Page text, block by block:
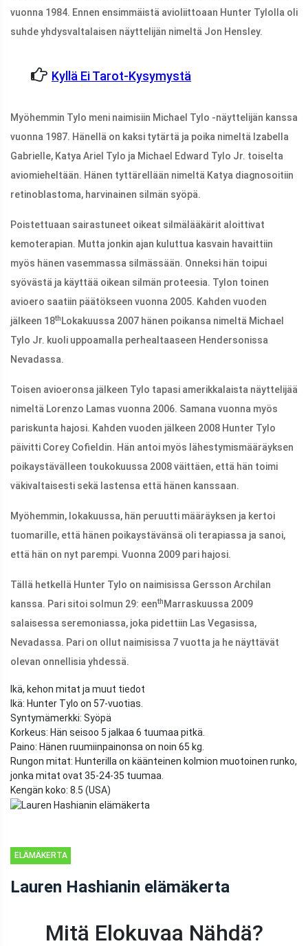
vuonna 1984. Ennen ensimmäistä avioliittoaan Hunter Tylolla oli
suhde yhdysvaltalaisen näyttelijän nimeltä Jon Hensley.
Kyllä ​​ei Tarot-Kysymystä
Myöhemmin Tylo meni naimisiin Michael Tylo -näyttelijän kanssa
vuonna 1987. Hänellä on kaksi tytärtä ja poika nimeltä Izabella
Gabrielle, Katya Ariel Tylo ja Michael Edward Tylo Jr. toiselta
aviomieheltään. Hänen tyttärellään nimeltä Katya diagnosoitiin
retinoblastoma, harvinainen silmän syöpä.
Poistettuaan sairastuneet oikeat silmälääkärit aloittivat
kemoterapian. Mutta jonkin ajan kuluttua kasvain havaittiin
myös hänen vasemmassa silmässään. Onneksi hän toipui
syövästä ja käyttää oikean silmän proteesia. Tylon toinen
avioero saatiin päätökseen vuonna 2005. Kahden vuoden
jälkeen 18th Lokakuussa 2007 hänen poikansa nimeltä Michael
Tylo Jr. kuoli uppoamalla perhealtaaseen Hendersonissa
Nevadassa.
Toisen avioeronsa jälkeen Tylo tapasi amerikkalaista näyttelijää
nimeltä Lorenzo Lamas vuonna 2006. Samana vuonna myös
pariskunta hajosi. Kahden vuoden jälkeen 2008 Hunter Tylo
päivitti Corey Cofieldin. Hän antoi myös lähestymismääräyksen
poikaystävälleen toukokuussa 2008 väittäen, että hän toimi
väkivaltaisesti sekä lastensa että hänen kanssaan.
Myöhemmin, lokakuussa, hän peruutti määräyksen ja kertoi
tuomarille, että hänen poikaystävänsä oli terapiassa ja sanoi,
että hän on nyt parempi. Vuonna 2009 pari hajosi.
Tällä hetkellä Hunter Tylo on naimisissa Gersson Archilan
kanssa. Pari sitoi solmun 29: eenth Marraskuussa 2009
salaisessa seremoniassa, joka pidettiin Las Vegasissa,
Nevadassa. Pari on ollut naimisissa 7 vuotta ja he näyttävät
olevan onnellisia yhdessä.
Ikä, kehon mitat ja muut tiedot
Ikä: Hunter Tylo on 57-vuotias.
Syntymämerkki: Syöpä
Korkeus: Hän seisoo 5 jalkaa 6 tuumaa pitkä.
Paino: Hänen ruumiinpainonsa on noin 65 kg.
Rungon mitat: Hunterilla on käänteinen kolmion muotoinen runko,
jonka mitat ovat 35-24-35 tuumaa.
Kengän koko: 8.5 (USA)
ELÄMÄKERTA
Lauren Hashianin elämäkerta
Mitä Elokuvaa Nähdä?